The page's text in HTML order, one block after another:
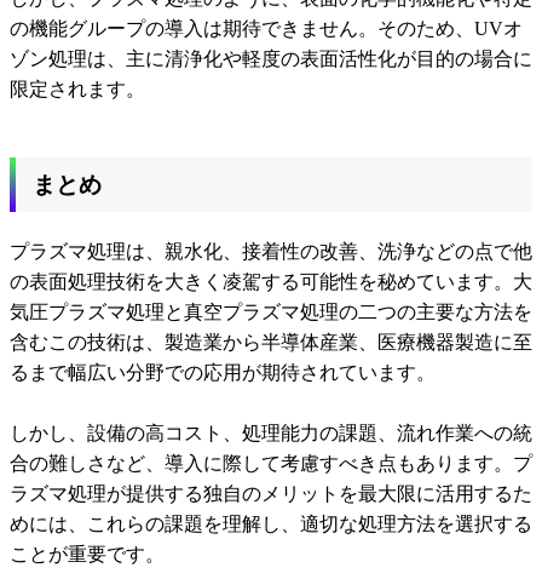
の機能グループの導入は期待できません。そのため、UVオ
ゾン処理は、主に清浄化や軽度の表面活性化が目的の場合に
限定されます。
まとめ
プラズマ処理は、親水化、接着性の改善、洗浄などの点で他
の表面処理技術を大きく凌駕する可能性を秘めています。大
気圧プラズマ処理と真空プラズマ処理の二つの主要な方法を
含むこの技術は、製造業から半導体産業、医療機器製造に至
るまで幅広い分野での応用が期待されています。
しかし、設備の高コスト、処理能力の課題、流れ作業への統
合の難しさなど、導入に際して考慮すべき点もあります。プ
ラズマ処理が提供する独自のメリットを最大限に活用するた
めには、これらの課題を理解し、適切な処理方法を選択する
ことが重要です。